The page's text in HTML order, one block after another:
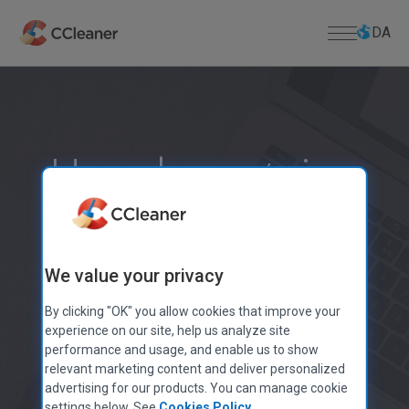
hovedindhold
CCleaner
CCleaner Browser
Speccy
MOBILE APPS
CCleaner for Android
CCleaner for iOS
MAC APPS
DOWNLOADCENTER
Download CCleaner til Mac
Download Defraggler
Download Recuva
Download Speccy
Download CCleaner til Android
Download CCleaner til iOS
PRODUKTSUPPORT
Hjælpecenter
Fællesskabsforum
Om os
Virksomhedsoplysninger
Blog
Udgivelsesmeddelelser
Pressemeddelelser
DA
Hvordan gør jeg
min computer
hurtigere gratis?
2,5 milliarder CCleaner downloads
We value your privacy
By clicking "OK" you allow cookies that improve your
experience on our site, help us analyze site
performance and usage, and enable us to show
relevant marketing content and deliver personalized
advertising for our products. You can manage cookie